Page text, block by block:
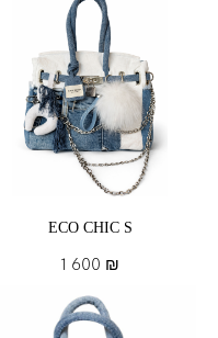
ECO CHIC S
1 600 ₪